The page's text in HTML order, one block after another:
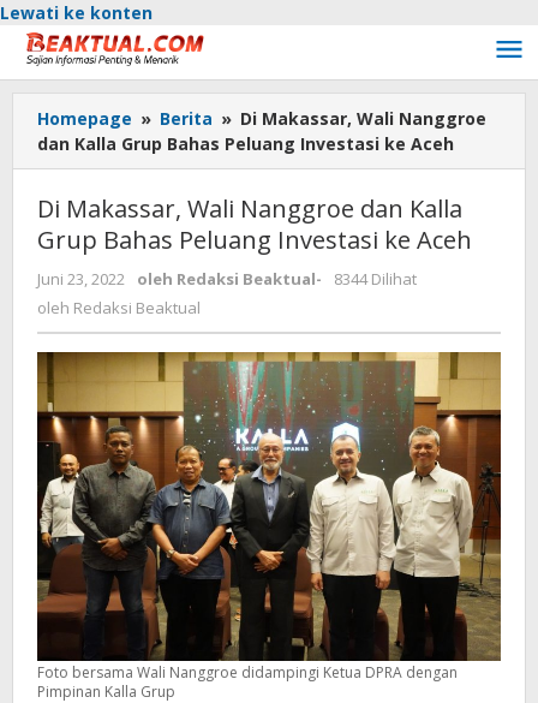
Lewati ke konten
Homepage » Berita » Di Makassar, Wali Nanggroe
dan Kalla Grup Bahas Peluang Investasi ke Aceh
Di Makassar, Wali Nanggroe dan Kalla
Grup Bahas Peluang Investasi ke Aceh
Juni 23, 2022 oleh Redaksi Beaktual-
8344 Dilihat
oleh Redaksi Beaktual
Foto bersama Wali Nanggroe didampingi Ketua DPRA dengan
Pimpinan Kalla Grup